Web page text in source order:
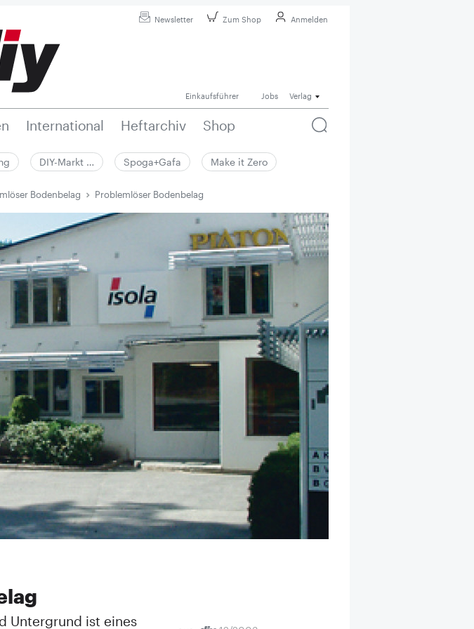
Newsletter Zum Shop Anmelden
Einkaufsführer Jobs Verlag
International Heftarchiv Shop
DIY-Markt … Spoga+Gafa Make it Zero
Bodenbelag Problemlöser Bodenbelag
Untergrund ist eines